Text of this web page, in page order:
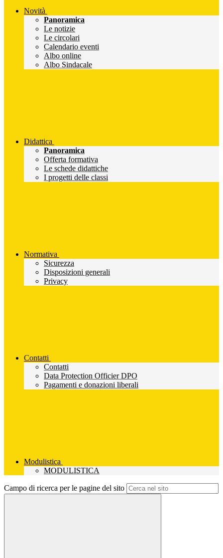
Novità
Panoramica
Le notizie
Le circolari
Calendario eventi
Albo online
Albo Sindacale
Didattica
Panoramica
Offerta formativa
Le schede didattiche
I progetti delle classi
Normativa
Sicurezza
Disposizioni generali
Privacy
Contatti
Contatti
Data Protection Officier DPO
Pagamenti e donazioni liberali
Modulistica
MODULISTICA
Campo di ricerca per le pagine del sito